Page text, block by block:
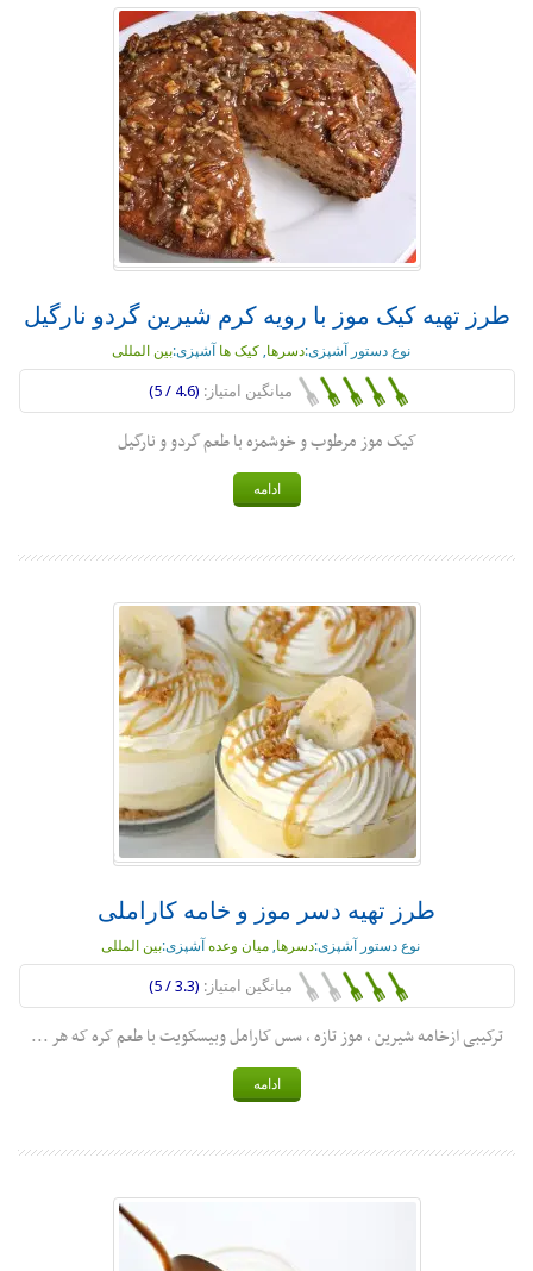
طرز تهیه کیک موز با رویه کرم شیرین گردو نارگیل
نوع دستور آشپزی:دسرها,کیک ها آشپزی:بین المللی
میانگین امتیاز: (4.6 / 5)
کیک موز مرطوب و خوشمزه با طعم گردو و نارگیل
ادامه
طرز تهیه دسر موز و خامه کاراملی
نوع دستور آشپزی:دسرها, میان وعده آشپزی:بین المللی
میانگین امتیاز: (3.3 / 5)
ترکیبی ازخامه شیرین ، موز تازه ، سس کارامل وبیسکویت با طعم کره که هر ...
ادامه